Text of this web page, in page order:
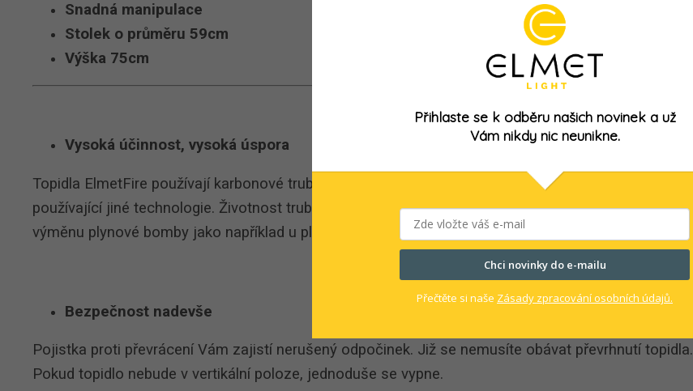
Snadná manipulace
Stolek o průměru 59cm
Výška 75cm
Vysoká účinnost, vysoká úspora
Topidla ElmetFire používají karbonové trubice které jsou o 30 - 150% účinnější než jiná topidla
používající jiné technologie. Životnost trubic je 8000h, tedy po zakoupení topidla nemusíte už řešit
výměnu plynové bomby jako například u plynových ohřívačů.
Bezpečnost nadevše
Pojistka proti převrácení Vám zajistí nerušený odpočinek. Již se nemusíte obávat převrhnutí topidla.
Pokud topidlo nebude v vertikální poloze, jednoduše se vypne.
Přihlaste se k odběru našich novinek a už
Vám nikdy nic neunikne.
Chci novinky do e-mailu
Přečtěte si naše Zásady zpracování osobních údajů.